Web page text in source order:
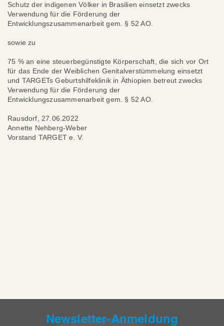
Schutz der indigenen Völker in Brasilien einsetzt zwecks
Verwendung für die Förderung der
Entwicklungszusammenarbeit gem. § 52 AO.
sowie zu
75 % an eine steuerbegünstigte Körperschaft, die sich vor Ort
für das Ende der Weiblichen Genitalverstümmelung einsetzt
und TARGETs Geburtshilfeklinik in Äthiopien betreut zwecks
Verwendung für die Förderung der
Entwicklungszusammenarbeit gem. § 52 AO.
Rausdorf, 27.06.2022
Annette Nehberg-Weber
Vorstand TARGET e. V.
Newsletter-Anmeldung